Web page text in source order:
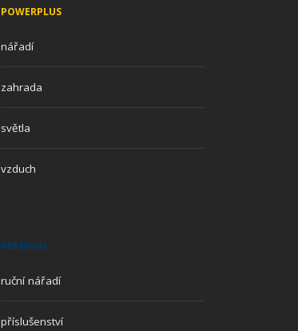
POWERPLUS
nářadí
zahrada
světla
vzduch
PREMION
ruční nářadí
příslušenství